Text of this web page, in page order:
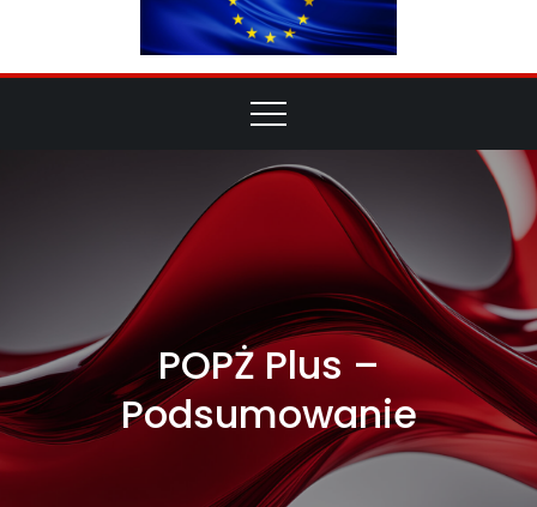
POPŻ Plus –
Podsumowanie